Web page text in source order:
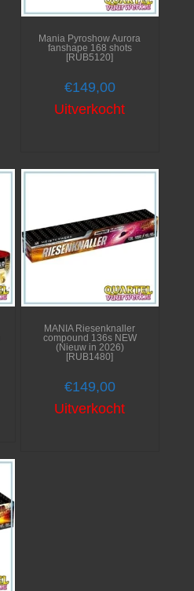
Mania Pyroshow Aurora
fanshape 168 shots
[RUB5120]
€149,00
Uitverkocht
MANIA Riesenknaller
compound 136s NEW
(Nieuw in 2026)
[RUB1480]
€149,00
Uitverkocht